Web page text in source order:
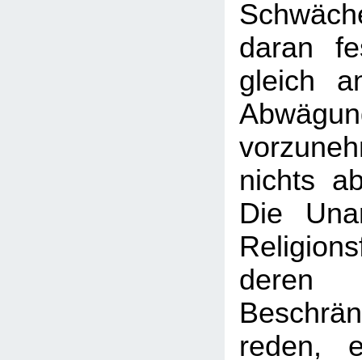
daran
gleich
nichts
Die
deren
reden,